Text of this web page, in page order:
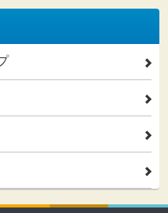
2
2
2
2